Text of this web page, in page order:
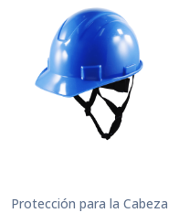
Protección para la Cabeza